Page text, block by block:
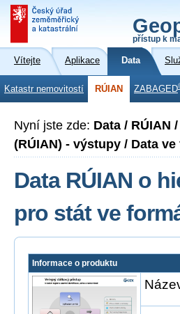
přístup k
Vítejte Aplikace Data
Katastr nemovitostí RÚIAN ZABAGED
Nyní jste zde: Data / RÚIAN
(RÚIAN) - výstupy / Data
Data RÚIAN o
pro stát ve
Informace o produktu